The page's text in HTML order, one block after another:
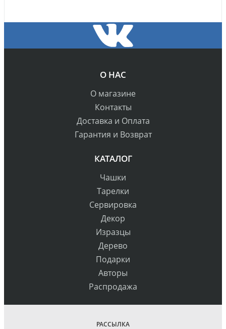
О НАС
О магазине
Контакты
Доставка и Оплата
Гарантия и Возврат
КАТАЛОГ
Чашки
Тарелки
Сервировка
Декор
Изразцы
Дерево
Подарки
Авторы
Распродажа
РАССЫЛКА